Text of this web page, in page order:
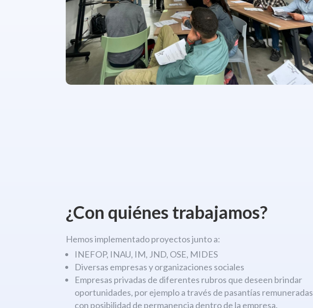
¿Con quiénes trabajamos?
Hemos implementado proyectos junto a:
INEFOP, INAU, IM, JND, OSE, MIDES
Diversas empresas y organizaciones sociales
Empresas privadas de diferentes rubros que deseen brindar
oportunidades, por ejemplo a través de pasantías remuneradas
con posibilidad de permanencia dentro de la empresa.